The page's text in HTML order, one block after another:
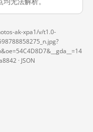
ak-xpa1/v/t1.0-
· JSON